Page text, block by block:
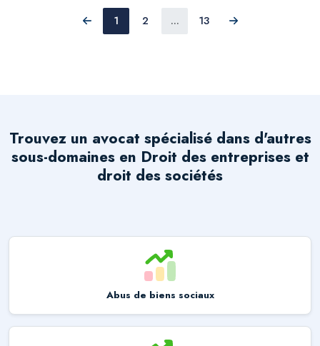
Précédent
1 2 ... 13 Suivant
Trouvez un avocat spécialisé dans d'autres
sous-domaines en Droit des entreprises et
droit des sociétés
Abus de biens sociaux